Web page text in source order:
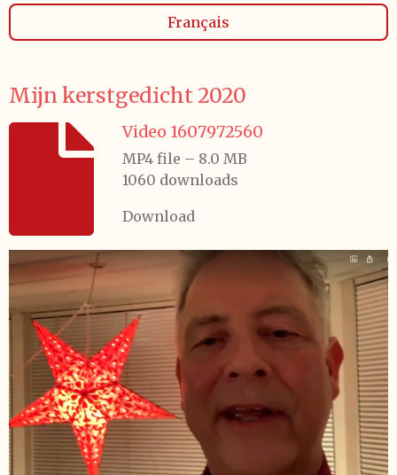
Français
Mijn kerstgedicht 2020
Video 1607972560
MP4 file – 8.0 MB
1060 downloads
Download